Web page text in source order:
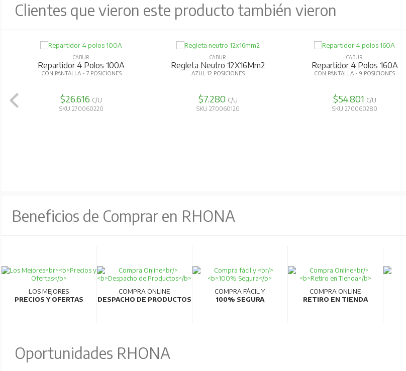
Clientes que vieron este producto también vieron
CABUR
Repartidor 2 Polos 125A
CON PANTALLA - 15 POSICIONES
$26.518C/U
SKU 270060170
CABUR
Repartidor 1 Polo 125A
COMPACTO 8 POSICIONES
$28.447C/U
SKU 270060310
CABUR
Regleta De Conexión 12X6Mm2
57A
$2.223 C/U
SKU 270040930
Beneficios de Comprar en RHONA
LOS MEJORES
PRECIOS Y OFERTAS
COMPRA ONLINE
DESPACHO DE PRODUCTOS
COMPRA FÁCIL Y
100% SEGURA
COMPRA ONLINE
RETIRO EN TIENDA
Oportunidades RHONA